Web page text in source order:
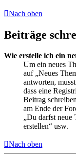
Nach oben
Beiträge
Wie erstelle ich ein
Um ein neues
auf „Neues
antworten,
dass eine
Beitrag
am Ende der
„Du darfst neue
erstellen“ usw.
Nach oben